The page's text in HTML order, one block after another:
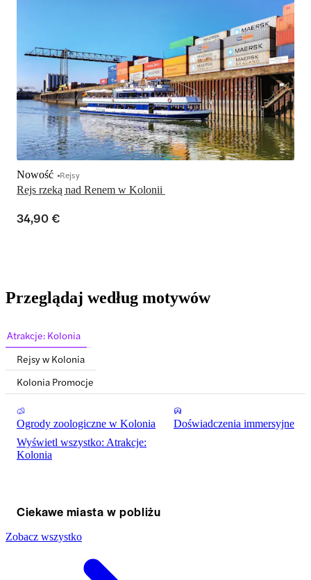
Nowość Rejsy
34,90 €
Przeglądaj według motywów
Atrakcje: Kolonia
Rejsy w Kolonia
Kolonia Promocje
Ogrody zoologiczne w Kolonia
Doświadczenia immersyjne
Wyświetl wszystko: Atrakcje:
Kolonia
Ciekawe miasta w pobliżu
Zobacz wszystko